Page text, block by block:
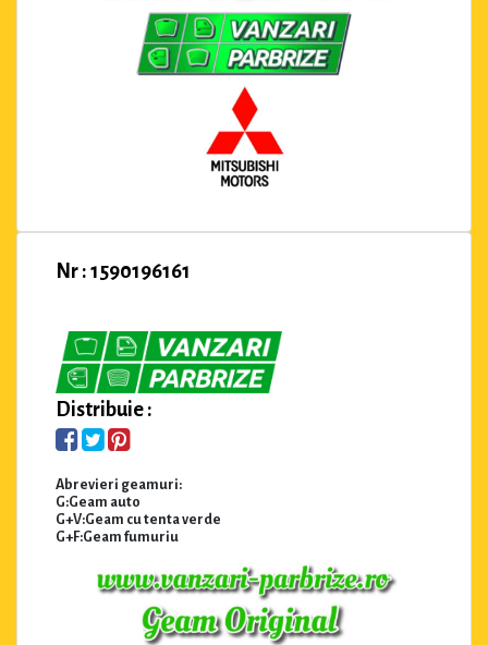
Nr : 1590196161
Distribuie :
Abrevieri geamuri:
G:Geam auto
G+V:Geam cu tenta verde
G+F:Geam fumuriu